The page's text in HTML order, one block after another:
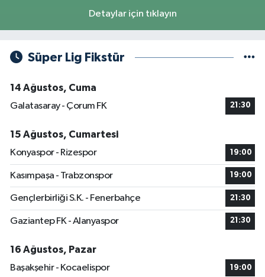
Detaylar için tıklayın
Süper Lig Fikstür
14 Ağustos, Cuma
Galatasaray - Çorum FK
21:30
15 Ağustos, Cumartesi
Konyaspor - Rizespor
19:00
Kasımpaşa - Trabzonspor 19:00
Gençlerbirliği S.K. - Fenerbahçe 21:30
Gaziantep FK - Alanyaspor 21:30
16 Ağustos, Pazar
Başakşehir - Kocaelispor
19:00